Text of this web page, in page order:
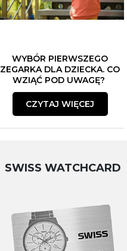
WYBÓR PIERWSZEGO
ZEGARKA DLA DZIECKA. CO
WZIĄĆ POD UWAGĘ?
CZYTAJ WIĘCEJ
SWISS WATCHCARD